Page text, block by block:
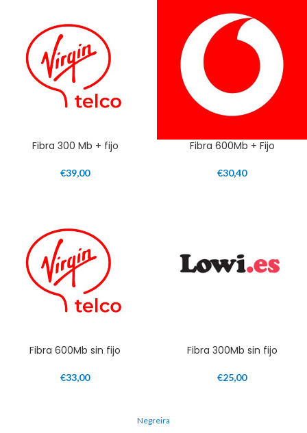
Fibra 300 Mb + fijo
€39,00
Fibra 600Mb + Fijo
€30,40
Fibra 600Mb sin fijo
€33,00
Fibra 300Mb sin fijo
€25,00
Negreira